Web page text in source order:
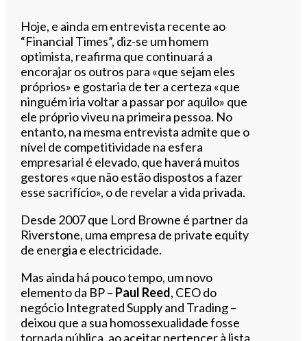
Hoje, e ainda em entrevista recente ao
“Financial Times”, diz-se um homem
optimista, reafirma que continuará a
encorajar os outros para «que sejam eles
próprios» e gostaria de ter a certeza «que
ninguém iria voltar a passar por aquilo» que
ele próprio viveu na primeira pessoa. No
entanto, na mesma entrevista admite que o
nível de competitividade na esfera
empresarial é elevado, que haverá muitos
gestores «que não estão dispostos a fazer
esse sacrifício», o de revelar a vida privada.
Desde 2007 que Lord Browne é partner da
Riverstone, uma empresa de private equity
de energia e electricidade.
Mas ainda há pouco tempo, um novo
elemento da BP – Paul Reed, CEO do
negócio Integrated Supply and Trading –
deixou que a sua homossexualidade fosse
tornada pública, ao aceitar pertencer à lista